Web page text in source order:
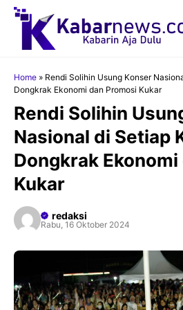
Langsung
Home » Rendi Solihin Usung Konser
Dongkrak Ekonomi dan Promosi Kukar
Rendi Solihin
Nasional di Setiap
Dongkrak
Kukar
redaksi
Rabu, 16 Oktober 2024